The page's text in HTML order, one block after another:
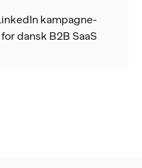
kampagne-
dansk B2B SaaS